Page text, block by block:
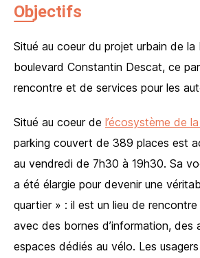
Objectifs
Situé au coeur du projet urbain de la
boulevard Constantin Descat, ce
rencontre et de services pour les
Situé au coeur de l’écosystème de
parking couvert de 389 places est
au vendredi de 7h30 à 19h30. Sa
a été élargie pour devenir une
quartier » : il est un lieu de
avec des bornes d’information, des
espaces dédiés au vélo. Les